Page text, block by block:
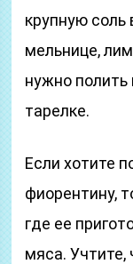
крупную соль
мельнице,
нужно полить
тарелке.
Если хотите
фиорентину,
где ее
мяса. Учтите,